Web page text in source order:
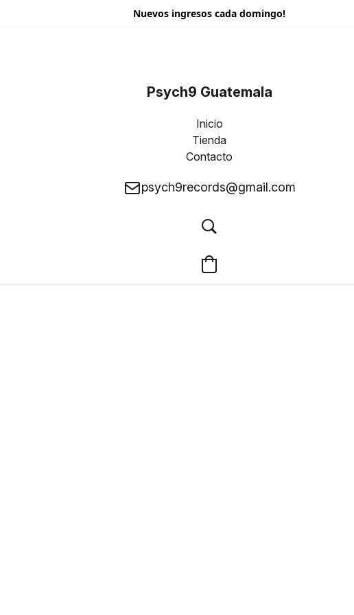
Nuevos ingresos cada domingo!
Psych9 Guatemala
Inicio
Tienda
Contacto
psych9records@gmail.com